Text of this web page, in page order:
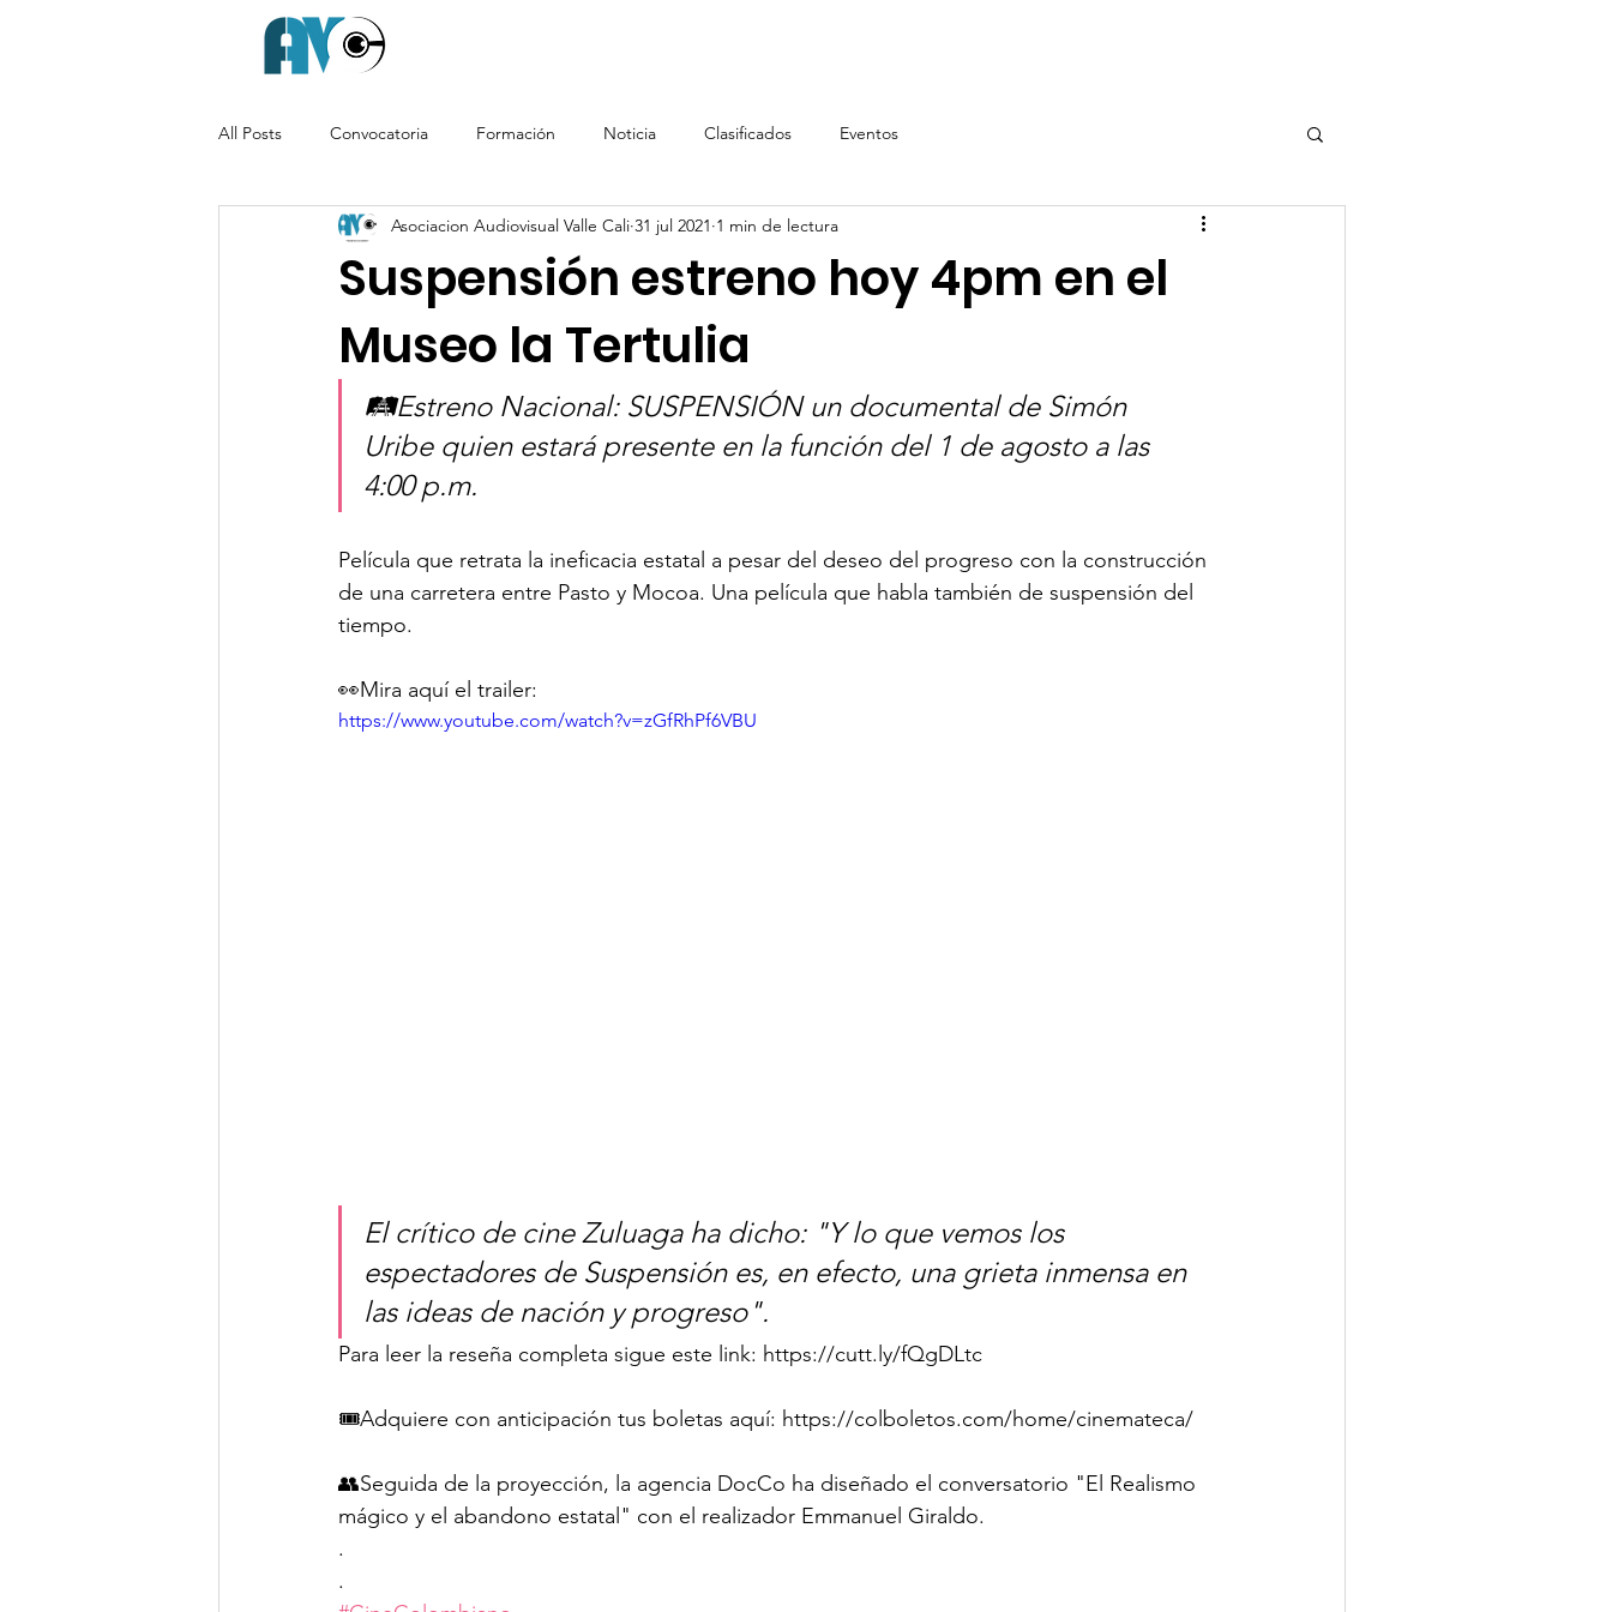
All Posts Convocatoria Formación Noticia Clasificados Eventos
Suspensión estreno hoy 4pm en el
Museo la Tertulia
Asociacion Audiovisual Valle Cali 31 jul 2021 1 min de lectura
🛤️Estreno Nacional: SUSPENSIÓN un documental de Simón
Uribe quien estará presente en la función del 1 de agosto a las
4:00 p.m.
Película que retrata la ineficacia estatal a pesar del deseo del progreso con la construcción
de una carretera entre Pasto y Mocoa. Una película que habla también de suspensión del
tiempo.
👀Mira aquí el trailer:
https://www.youtube.com/watch?v=zGfRhPf6VBU
El crítico de cine Zuluaga ha dicho: "Y lo que vemos los
espectadores de Suspensión es, en efecto, una grieta inmensa en
las ideas de nación y progreso".
Para leer la reseña completa sigue este link: https://cutt.ly/fQgDLtc
🎟️Adquiere con anticipación tus boletas aquí: https://colboletos.com/home/cinemateca/
👥Seguida de la proyección, la agencia DocCo ha diseñado el conversatorio "El Realismo
mágico y el abandono estatal" con el realizador Emmanuel Giraldo.
.
.